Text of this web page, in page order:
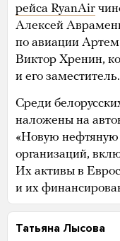
рейса RyanAir
Алексей
по авиации
Виктор Хренин,
и его заместитель.
Среди
наложены на
«Новую
организаций,
Их активы в
и их
Татьяна Лысова